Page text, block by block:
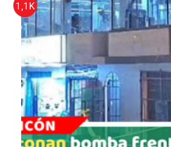
1,1K